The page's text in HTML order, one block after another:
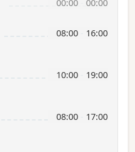
00:00 00:00
08:00 16:00
10:00 19:00
08:00 17:00